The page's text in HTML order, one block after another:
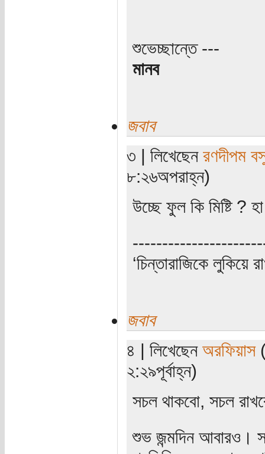
শুভেচ্ছান্তে ---
মানব
জবাব
৩ | লিখেছেন রণদীপম
৮:২৬অপরাহ্ন)
উচ্ছে ফুল কি মিষ্টি ?
‘চিন্তারাজিকে লুকিয়ে
জবাব
৪ | লিখেছেন অরফিয়াস
২:২৯পূর্বাহ্ন)
সচল থাকবো, সচল
শুভ জন্মদিন আবারও।